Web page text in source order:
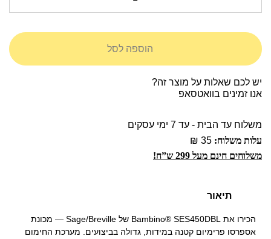
הוספה לסל
יש לכם שאלות על מוצר זה?
אנו זמינים בוואטסאפ
משלוח עד הבית - עד 7 ימי עסקים
עלות משלוח:
משלוחים חינם מעל 299 ש”ח!
תיאור
הכירו את Bambino® SES450DBL של Sage/Breville — מכונת
אספרסו פרימיום קטנה במידות, גדולה בביצועים. מערכת החימום